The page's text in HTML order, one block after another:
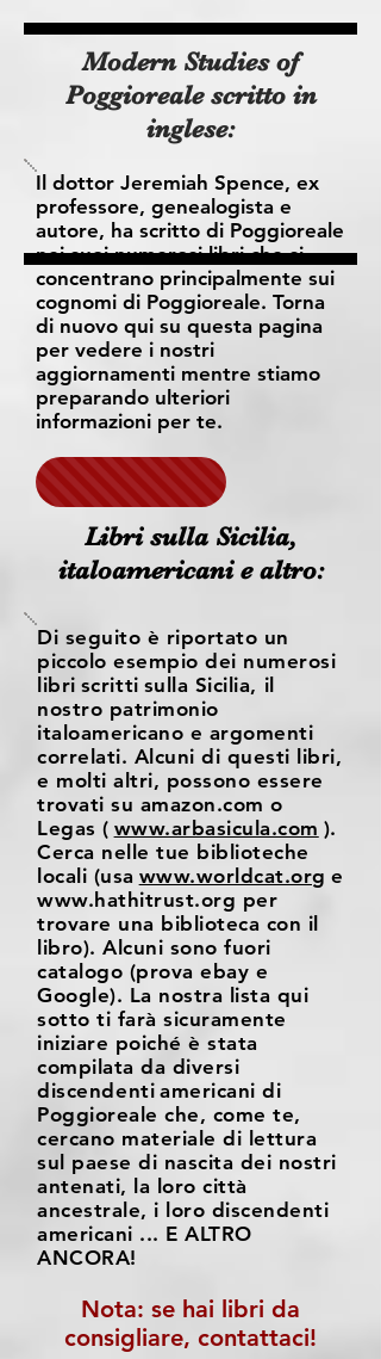
Modern Studies of
Poggioreale scritto in
inglese:
Il dottor Jeremiah Spence, ex
professore, genealogista e
autore, ha scritto di Poggioreale
nei suoi numerosi libri che si
concentrano principalmente sui
cognomi di Poggioreale. Torna
di nuovo qui su questa pagina
per vedere i nostri
aggiornamenti mentre stiamo
preparando ulteriori
informazioni per te.
Libri sulla Sicilia,
italoamericani e altro:
Di seguito è riportato un
piccolo esempio dei numerosi
libri scritti sulla Sicilia, il
nostro patrimonio
italoamericano e argomenti
correlati. Alcuni di questi libri,
e molti altri, possono essere
trovati su amazon.com o
Legas ( www.arbasicula.com ).
Cerca nelle tue biblioteche
locali (usa www.worldcat.org e
www.hathitrust.org per
trovare una biblioteca con il
libro). Alcuni sono fuori
catalogo (prova ebay e
Google). La nostra lista qui
sotto ti farà sicuramente
iniziare poiché è stata
compilata da diversi
discendenti americani di
Poggioreale che, come te,
cercano materiale di lettura
sul paese di nascita dei nostri
antenati, la loro città
ancestrale, i loro discendenti
americani ... E ALTRO
ANCORA!
Nota: se hai libri da
consigliare, contattaci!